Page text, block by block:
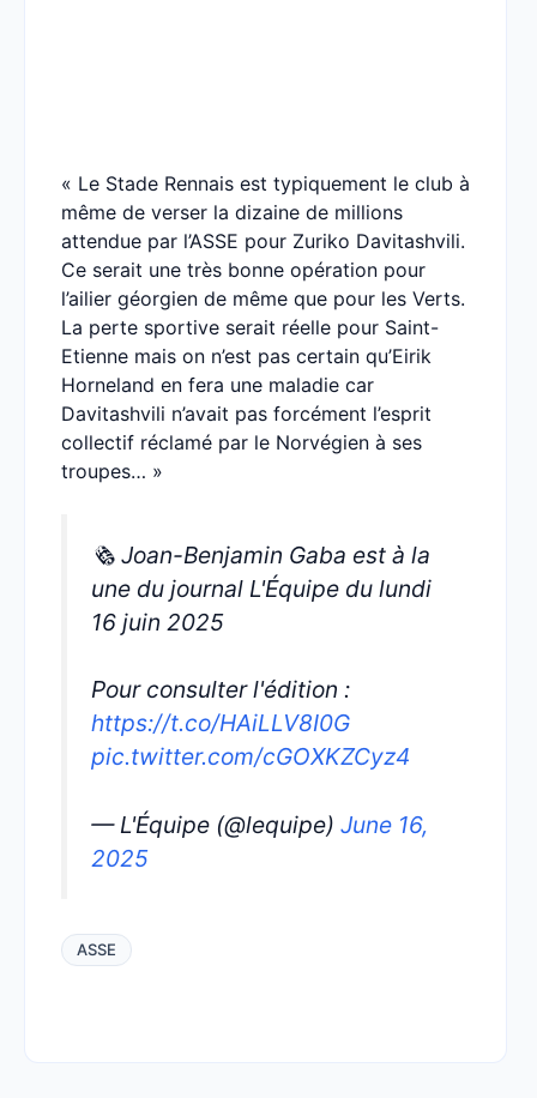
« Le Stade Rennais est typiquement le club à
même de verser la dizaine de millions
attendue par l’ASSE pour Zuriko Davitashvili.
Ce serait une très bonne opération pour
l’ailier géorgien de même que pour les Verts.
La perte sportive serait réelle pour Saint-
Etienne mais on n’est pas certain qu’Eirik
Horneland en fera une maladie car
Davitashvili n’avait pas forcément l’esprit
collectif réclamé par le Norvégien à ses
troupes… »
🗞️ Joan-Benjamin Gaba est à la
une du journal L'Équipe du lundi
16 juin 2025
Pour consulter l'édition :
https://t.co/HAiLLV8I0G
pic.twitter.com/cGOXKZCyz4
— L'Équipe (@lequipe) June 16,
2025
ASSE